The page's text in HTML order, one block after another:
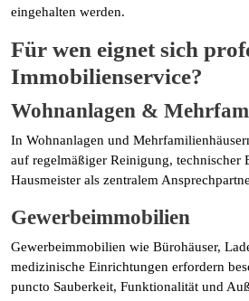
eingehalten werden.
Für wen eignet sich
Immobilienservice?
Wohnanlagen &
In Wohnanlagen und
auf regelmäßiger Reinigung, technischer
Hausmeister als zentralem
Gewerbeimmobilien
Gewerbeimmobilien wie Bürohäuser,
medizinische Einrichtungen erfordern
puncto Sauberkeit, Funktionalität und